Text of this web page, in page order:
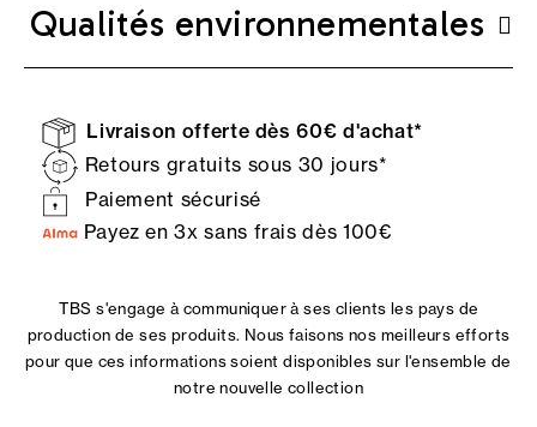
Qualités environnementales
Livraison offerte dès 60€ d'achat*
Retours gratuits sous 30 jours*
Paiement sécurisé
Payez en 3x sans frais dès 100€
TBS s'engage à communiquer à ses clients les pays de
production de ses produits. Nous faisons nos meilleurs efforts
pour que ces informations soient disponibles sur l'ensemble de
notre nouvelle collection